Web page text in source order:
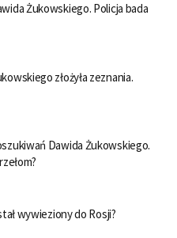
Żukowskiego. Policja bada
złożyła zeznania.
Dawida Żukowskiego.
wywieziony do Rosji?